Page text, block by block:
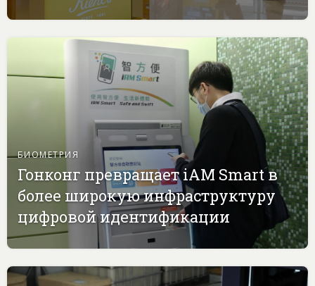
БИОМЕТРИЯ
Гонконг превращает iAM Smart в
более широкую инфраструктуру
цифровой идентификации